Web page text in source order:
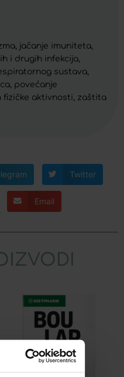
jačanje imuniteta,
i drugih infekcija,
sustava,
povećanje
fizičke aktivnosti, zaštita
Twitter
Email